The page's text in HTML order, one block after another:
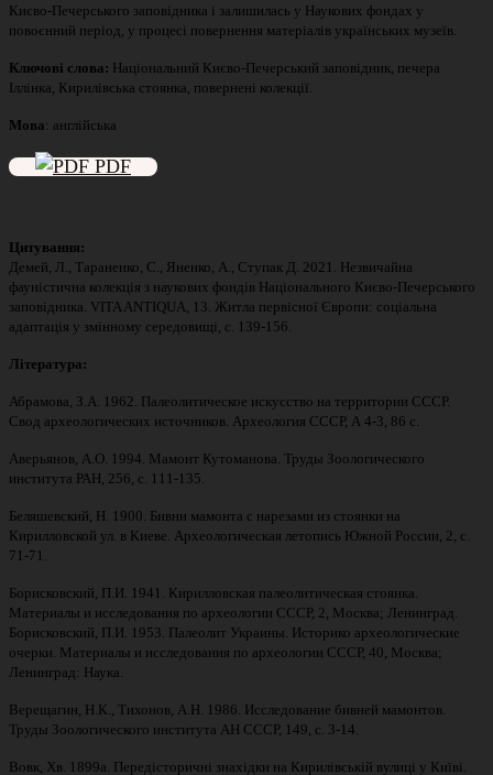
Києво-Печерського заповідника і залишилась у Наукових фондах у
повоєнний період, у процесі повернення матеріалів українських музеїв.
Ключові слова: Національний Києво-Печерський заповідник, печера
Іллінка, Кирилівська стоянка, повернені колекції.
Мова: англійська
PDF
Цитування:
Демей, Л., Тараненко, С., Яненко, А., Ступак Д. 2021. Незвичайна
фауністична колекція з наукових фондів Національного Києво-Печерського
заповідника. VITA ANTIQUA, 13. Житла первісної Європи: соціальна
адаптація у змінному середовищі, с. 139-156.
Література:
Абрамова, З.А. 1962. Палеолитическое искусство на территории СССР.
Свод археологических источников. Археология СССР, А 4-3, 86 с.
Аверьянов, А.О. 1994. Мамонт Кутоманова. Труды Зоологического
института РАН, 256, с. 111-135.
Беляшевский, Н. 1900. Бивни мамонта с нарезами из стоянки на
Кирилловской ул. в Киеве. Археологическая летопись Южной России, 2, с.
71-71.
Борисковский, П.И. 1941. Кирилловская палеолитическая стоянка.
Материалы и исследования по археологии СССР, 2, Москва; Ленинград.
Борисковский, П.И. 1953. Палеолит Украины. Историко археологические
очерки. Материалы и исследования по археологии СССР, 40, Москва;
Ленинград: Наука.
Верещагин, Н.К., Тихонов, А.Н. 1986. Исследование бивней мамонтов.
Труды Зоологического института АН СССР, 149, с. 3-14.
Вовк, Хв. 1899а. Передісторичні знахідки на Кирилівській вулиці у Київі.